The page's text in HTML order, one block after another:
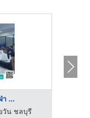
...
วัน ชลบุรี